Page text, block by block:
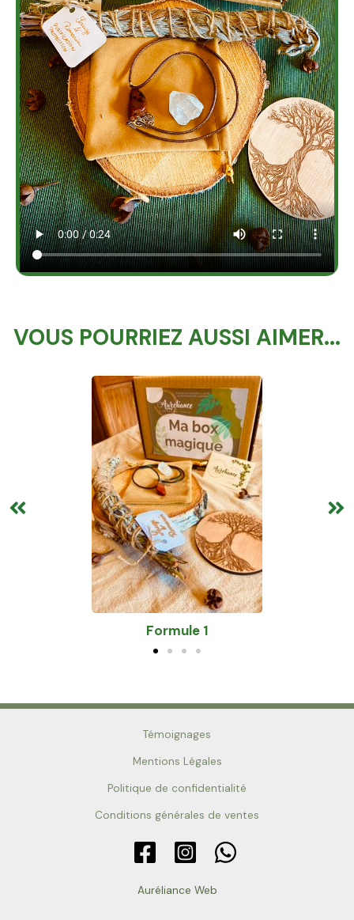
VOUS POURRIEZ AUSSI AIMER...
Témoignages
Mentions Légales
Politique de confidentialité
Conditions générales de ventes
Auréliance Web